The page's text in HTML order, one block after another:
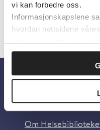
vi kan forbedre oss.
Informasjonskapslene
hvordan nettsidene
Om